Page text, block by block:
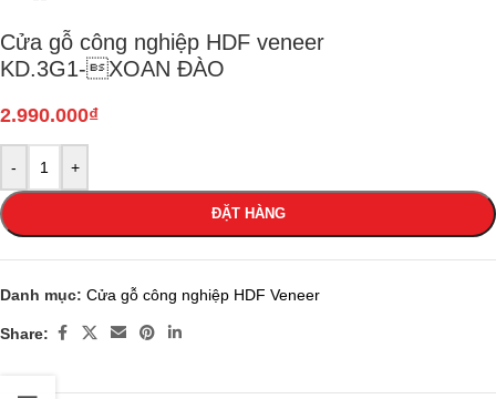
Cửa gỗ công nghiệp HDF veneer
KD.3G1-XOAN ĐÀO
2.990.000₫
- +
ĐẶT HÀNG
Danh mục: Cửa gỗ công nghiệp HDF Veneer
Share: